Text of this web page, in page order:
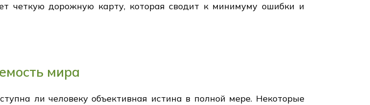
четкую дорожную карту, которая сводит к минимуму ошибки и
мира
ли человеку объективная истина в полной мере. Некоторые